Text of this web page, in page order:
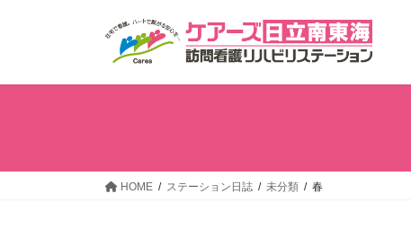
HOME ステーション日誌 未分類 春